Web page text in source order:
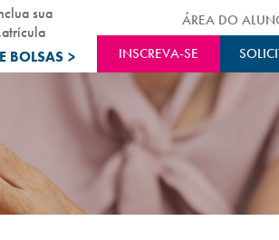
BOLSAS >
sua
INSCREVA-SE
ÁREA DO